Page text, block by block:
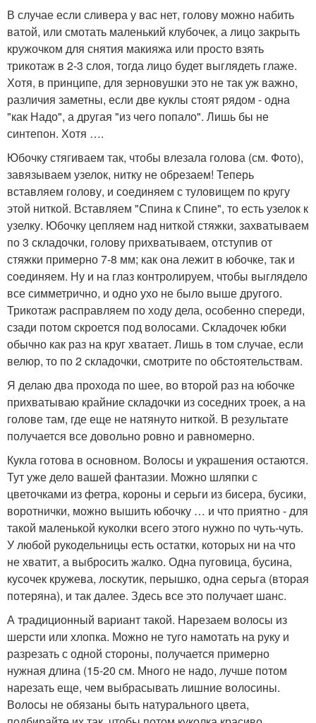
В случае если сливера у вас нет, голову можно набить
ватой, или смотать маленький клубочек, а лицо закрыть
кружочком для снятия макияжа или просто взять
трикотаж в 2-3 слоя, тогда лицо будет выглядеть глаже.
Хотя, в принципе, для зерновушки это не так уж важно,
различия заметны, если две куклы стоят рядом - одна
"как Надо", а другая "из чего попало". Лишь бы не
синтепон. Хотя ….
Юбочку стягиваем так, чтобы влезала голова (см. Фото),
завязываем узелок, нитку не обрезаем! Теперь
вставляем голову, и соединяем с туловищем по кругу
этой ниткой. Вставляем "Спина к Спине", то есть узелок к
узелку. Юбочку цепляем над ниткой стяжки, захватываем
по 3 складочки, голову прихватываем, отступив от
стяжки примерно 7-8 мм; как она лежит в юбочке, так и
соединяем. Ну и на глаз контролируем, чтобы выглядело
все симметрично, и одно ухо не было выше другого.
Трикотаж расправляем по ходу дела, особенно спереди,
сзади потом скроется под волосами. Складочек юбки
обычно как раз на круг хватает. Лишь в том случае, если
велюр, то по 2 складочки, смотрите по обстоятельствам.
Я делаю два прохода по шее, во второй раз на юбочке
прихватываю крайние складочки из соседних троек, а на
голове там, где еще не натянуто ниткой. В результате
получается все довольно ровно и равномерно.
Кукла готова в основном. Волосы и украшения остаются.
Тут уже дело вашей фантазии. Можно шляпки с
цветочками из фетра, короны и серьги из бисера, бусики,
воротнички, можно вышить юбочку … и что приятно - для
такой маленькой куколки всего этого нужно по чуть-чуть.
У любой рукодельницы есть остатки, которых ни на что
не хватит, а выбросить жалко. Одна пуговица, бусина,
кусочек кружева, лоскутик, перышко, одна серьга (вторая
потеряна), и так далее. Здесь все это получает шанс.
А традиционный вариант такой. Нарезаем волосы из
шерсти или хлопка. Можно не туго намотать на руку и
разрезать с одной стороны, получается примерно
нужная длина (15-20 см. Много не надо, лучше потом
нарезать еще, чем выбрасывать лишние волосины.
Волосы не обязаны быть натурального цвета,